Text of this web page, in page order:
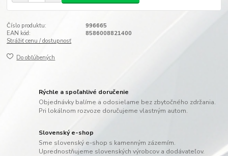
Číslo produktu:
996665
EAN kód:
8586008821400
Strážiť cenu / dostupnosť
Do obľúbených
Rýchle a spoľahlivé doručenie
Objednávky balíme a odosielame bez zbytočného zdržania.
Pri lokálnom rozvoze doručujeme vlastným autom.
Slovenský e-shop
Sme slovenský e-shop s kamenným zázemím.
Uprednostňujeme slovenských výrobcov a dodávateľov.